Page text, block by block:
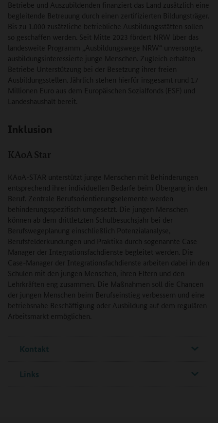
Betriebe und Auszubildenden finanziert das Land zusätzlich eine
begleitende Betreuung durch einen zertifizierten Bildungsträger.
Bis zu 1.000 zusätzliche betriebliche Ausbildungsstätten sollen
so geschaffen werden. Seit Mitte 2023 fördert NRW über das
landesweite Programm „Ausbildungswege NRW“ unversorgte,
ausbildungsinteressierte junge Menschen. Zugleich erhalten
Betriebe Unterstützung bei der Besetzung ihrer freien
Ausbildungsstellen. Jährlich stehen hierfür insgesamt rund 17
Millionen Euro aus dem Europäischen Sozialfonds (ESF) und
Landeshaushalt bereit.
Inklusion
KAoA Star
KAoA-STAR unterstützt junge Menschen mit Behinderungen
entsprechend ihrer individuellen Bedarfe beim Übergang in den
Beruf. Zentrale Berufsorientierungselemente werden
behinderungsspezifisch umgesetzt. Die jungen Menschen
können ab dem drittletzten Schulbesuchsjahr bei der
Berufswegeplanung einschließlich Potenzialanalyse,
Berufsfelderkundungen und Praktika durch sogenannte Case
Manager der Integrationsfachdienste begleitet werden. Die
Case-Manager der Integrationsfachdienste arbeiten dabei in den
Schulen mit den jungen Menschen, ihren Eltern und den
Lehrkräften eng zusammen. Die Maßnahmen soll die Chancen
der jungen Menschen beim Berufseinstieg verbessern und eine
betriebsnahe Beschäftigung oder Ausbildung auf dem regulären
Arbeitsmarkt ermöglichen.
Kontakt
Links